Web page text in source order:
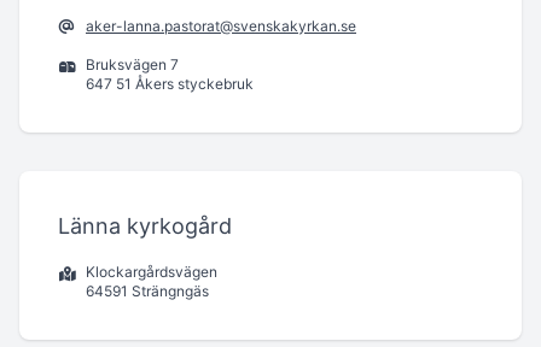
aker-lanna.pastorat@svenskakyrkan.se
Bruksvägen 7
647 51 Åkers styckebruk
Länna kyrkogård
Klockargårdsvägen
64591 Strängngäs